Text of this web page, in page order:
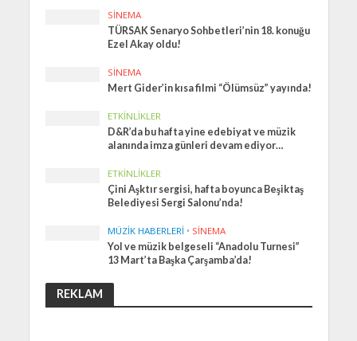
SINEMA
TÜRSAK Senaryo Sohbetleri’nin 18. konuğu
Ezel Akay oldu!
SINEMA
Mert Gider’in kısa filmi “Ölümsüz” yayında!
ETKINLIKLER
D&R’da bu hafta yine edebiyat ve müzik
alanında imza günleri devam ediyor…
ETKINLIKLER
Çini Aşktır sergisi, hafta boyunca Beşiktaş
Belediyesi Sergi Salonu’nda!
MÜZIK HABERLERI • SINEMA
Yol ve müzik belgeseli “Anadolu Turnesi”
13 Mart’ta Başka Çarşamba’da!
REKLAM